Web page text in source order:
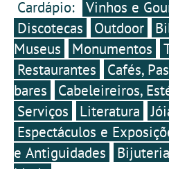
Cardápio: Vinhos e
Discotecas
Outdoor
Museus
Monumentos
Restaurantes
Cafés,
bares
Cabeleireiros,
Serviços
Literatura
Espectáculos e
e Antiguidades